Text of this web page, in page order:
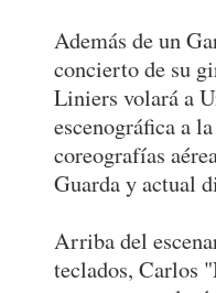
Además de un
concierto de su
Liniers volará a
escenográfica a
coreografías
Guarda y actual
Arriba del
teclados, Carlos